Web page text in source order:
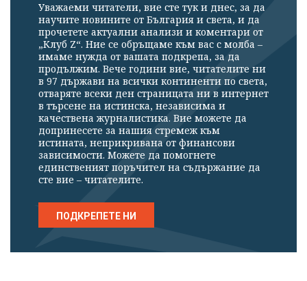
Уважаеми читатели, вие сте тук и днес, за да
научите новините от България и света, и да
прочетете актуални анализи и коментари от
„Клуб Z“. Ние се обръщаме към вас с молба –
имаме нужда от вашата подкрепа, за да
продължим. Вече години вие, читателите ни
в 97 държави на всички континенти по света,
отваряте всеки ден страницата ни в интернет
в търсене на истинска, независима и
качествена журналистика. Вие можете да
допринесете за нашия стремеж към
истината, неприкривана от финансови
зависимости. Можете да помогнете
единственият поръчител на съдържание да
сте вие – читателите.
ПОДКРЕПЕТЕ НИ